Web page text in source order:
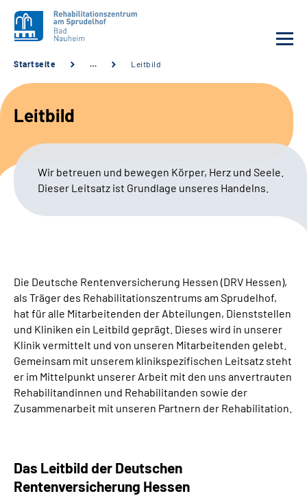
Unsere Klinik
Unsere Angebote
Service
Karriere
Suche
Leichte Sprache
Gebärdensprache
Login
Startseite … Leitbild
Leitbild
Wir betreuen und bewegen Körper, Herz und Seele.
Dieser Leitsatz ist Grundlage unseres Handelns.
Die Deutsche Rentenversicherung Hessen (DRV Hessen),
als Träger des Rehabilitationszentrums am Sprudelhof,
hat für alle Mitarbeitenden der Abteilungen, Dienststellen
und Kliniken ein Leitbild geprägt. Dieses wird in unserer
Klinik vermittelt und von unseren Mitarbeitenden gelebt.
Gemeinsam mit unserem klinikspezifischen Leitsatz steht
er im Mittelpunkt unserer Arbeit mit den uns anvertrauten
Rehabilitandinnen und Rehabilitanden sowie der
Zusammenarbeit mit unseren Partnern der Rehabilitation.
Das Leitbild der Deutschen
Rentenversicherung Hessen